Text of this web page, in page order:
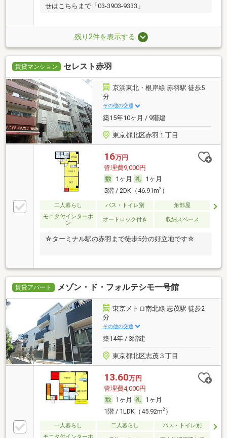
せはこちらまで「03-3903-9333」
残り2件を表示する
賃貸マンション セレスト赤羽
京浜東北・根岸線 赤羽駅 徒歩5
分
その他の交通
築15年10ヶ月 / 9階建
東京都北区赤羽１丁目
16万円
管理費9,000円
1ヶ月
1ヶ月
5階 / 2DK（46.91m2）
二人暮らし バス・トイレ別
角部屋
モニタ付インターホ
ン
オートロック付き 収納スペース
☆ターミナル駅の赤羽まで徒歩5分の好立地です☆
賃貸アパート メゾン・ド・フォルテシモ一号館
東京メトロ南北線 志茂駅 徒歩2
分
その他の交通
築14年 / 3階建
東京都北区志茂３丁目
13.60万円
管理費4,000円
1ヶ月
1ヶ月
1階 / 1LDK（45.92m2）
一人暮らし 二人暮らし
バス・トイレ別
モニタ付インターホ